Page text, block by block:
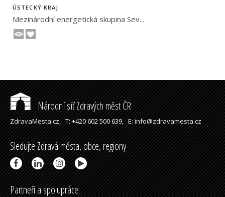
ÚSTECKÝ KRAJ
Mezinárodní energetická skupina Sev...
Národní síť Zdravých měst ČR
ZdravaMesta.cz,T: +420 602 500 639,E: info@zdravamesta.cz
Sledujte Zdravá města, obce, regiony
Partneři a spolupráce